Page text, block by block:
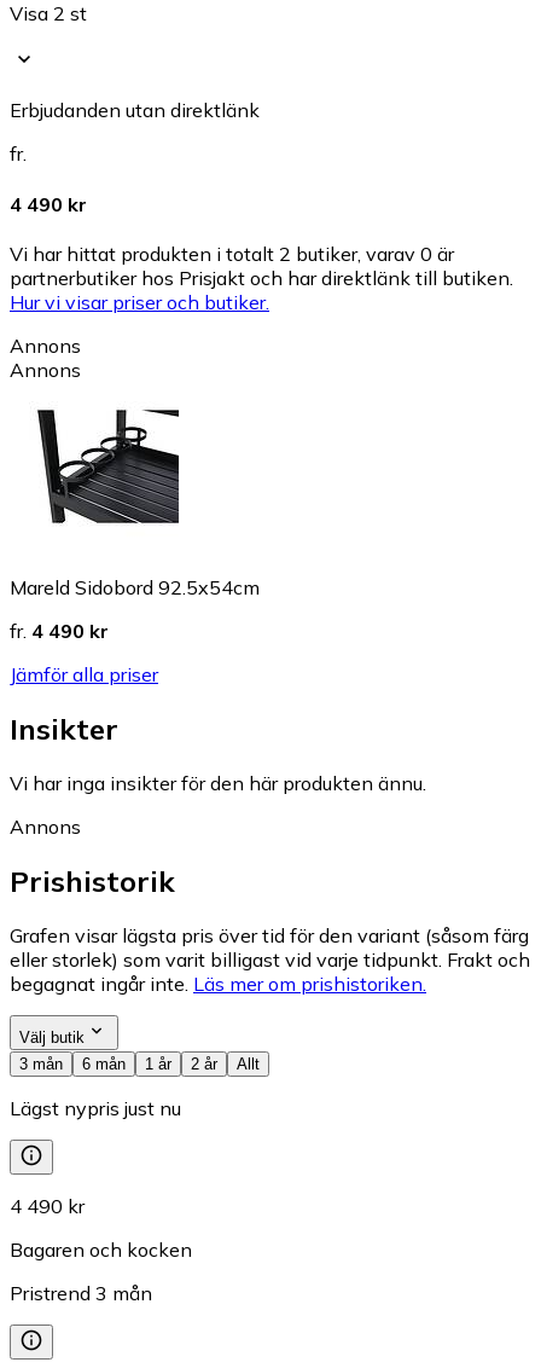
Visa 2 st
Erbjudanden utan direktlänk
fr.
4 490 kr
Vi har hittat produkten i totalt 2 butiker, varav 0 är
partnerbutiker hos Prisjakt och har direktlänk till butiken.
Hur vi visar priser och butiker.
Annons
Annons
Mareld Sidobord 92.5x54cm
fr. 4 490 kr
Jämför alla priser
Insikter
Vi har inga insikter för den här produkten ännu.
Annons
Prishistorik
Grafen visar lägsta pris över tid för den variant (såsom färg
eller storlek) som varit billigast vid varje tidpunkt. Frakt och
begagnat ingår inte. Läs mer om prishistoriken.
Välj butik
3 mån
6 mån 1 år 2 år Allt
Lägst nypris just nu
4 490 kr
Bagaren och kocken
Pristrend 3 mån